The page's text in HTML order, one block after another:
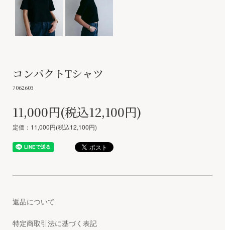
コンパクトTシャツ
7062603
11,000円(税込12,100円)
定価：11,000円(税込12,100円)
返品について
特定商取引法に基づく表記